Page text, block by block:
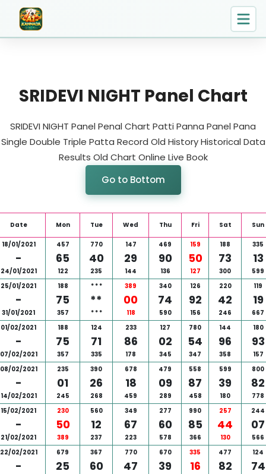
SRIDEVI NIGHT Panel Chart
SRIDEVI NIGHT Panel Penal Chart Patti Panna Panel Pana
Single Double Triple Patta Record Old History Historical Data
Results Old Chart Online Live Book
Go to Bottom
Date Mon Tue Wed Thu Fri Sat Sun
18/01/2021
-
24/01/2021
457
65
122
770
40
235
147
29
144
469
90
136
159
50
127
188
73
300
335
13
599
25/01/2021
-
31/01/2021
188
75
357
* * *
**
* * *
389
00
118
340
74
590
126
92
156
220
42
246
119
19
667
01/02/2021
-
07/02/2021
188
75
357
124
71
335
233
86
178
127
02
345
780
54
347
144
96
358
180
93
157
08/02/2021
-
14/02/2021
235
01
245
390
26
268
678
18
459
479
09
289
558
87
458
599
39
180
800
82
778
15/02/2021
-
21/02/2021
230
50
389
560
12
237
349
67
223
277
60
578
990
85
366
257
44
130
244
07
566
22/02/2021
-
679
25
367
60
770
47
670
39
335
16
477
82
124
74